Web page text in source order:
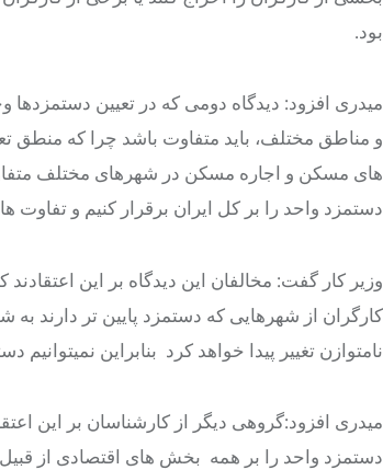
بود.
میدری افزود: دیدگاه دومی که در تعیین
و مناطق مختلف، باید متفاوت باشد چرا که
های مسکن و اجاره مسکن در شهرهای مختلف
دستمزد واحد را بر کل ایران برقرار کنیم و تفاوت
وزیر کار گفت: مخالفان این دیدگاه بر این
کارگران از شهرهایی که دستمزد پایین تر دارند
نامتوازن تغییر پیدا خواهد کرد بنابراین
میدری افزود:گروهی دیگر از کارشناسان بر این
دستمزد واحد را بر همه بخش های اقتصادی از